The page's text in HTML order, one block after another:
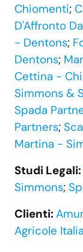
Chiomenti;
D'Affronto
- Dentons;
Dentons;
Cettina -
Simmons &
Spada
Partners;
Martina -
Studi Legali:
Simmons;
Clienti:
Agricole